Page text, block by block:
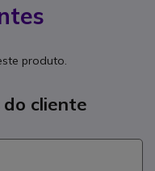
produto.
cliente